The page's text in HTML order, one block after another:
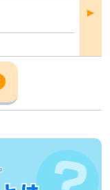
部屋
詳細